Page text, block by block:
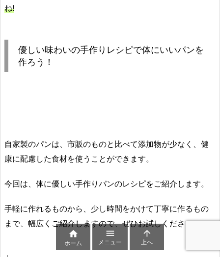
ね!
優しい味わいの手作りレシピで体にいいパンを
作ろう！
自家製のパンは、市販のものと比べて添加物が少なく、健
康に配慮した食材を使うことができます。
今回は、体に優しい手作りパンのレシピをご紹介します。
手軽に作れるものから、少し時間をかけて丁寧に作るもの
まで、幅広くご紹介しますので、ぜひお試しください！

ホーム

メニュー

上へ